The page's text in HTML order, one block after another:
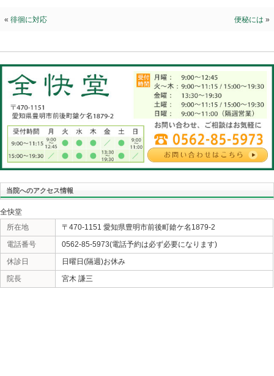
を勘違いしていました。凄くショックで焦りました。落
どころか私のミスは「後遺症」等の一生問題。更には極
とは言えません。これが勉強会で良かったです。最近は
く疲労だけで無く「気の緩み」が有ったかもしれません
会が続きます。気を引き締めて仕事に向かうという基本
意味で勉強になりました。ありがとうございました。そ
«徘徊に対応